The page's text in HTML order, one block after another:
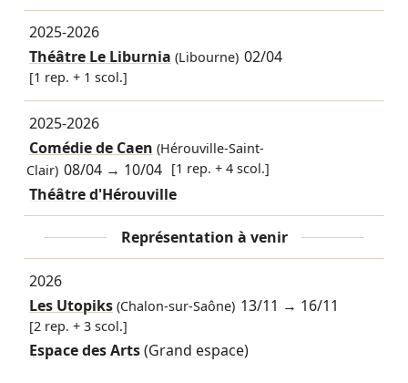
2025-2026
Théâtre Le Liburnia (Libourne) 02/04
[1 rep. + 1 scol.]
2025-2026
Comédie de Caen (Hérouville-Saint-
Clair) 08/04 → 10/04 [1 rep. + 4 scol.]
Théâtre d'Hérouville
Représentation à venir
2026
Les Utopiks(Chalon-sur-Saône) 13/11 → 16/11
[2 rep. + 3 scol.]
Espace des Arts(Grand espace)